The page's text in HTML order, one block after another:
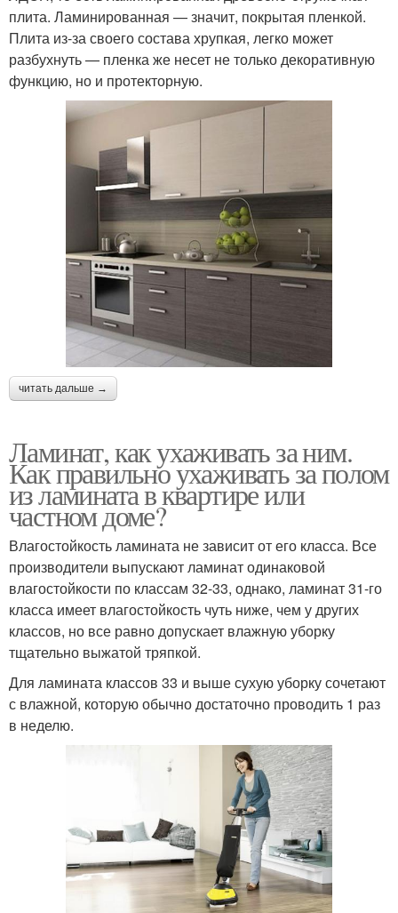
плита. Ламинированная — значит, покрытая пленкой.
Плита из-за своего состава хрупкая, легко может
разбухнуть — пленка же несет не только декоративную
функцию, но и протекторную.
читать дальше →
Ламинат, как ухаживать за ним.
Как правильно ухаживать за полом
из ламината в квартире или
частном доме?
Влагостойкость ламината не зависит от его класса. Все
производители выпускают ламинат одинаковой
влагостойкости по классам 32-33, однако, ламинат 31-го
класса имеет влагостойкость чуть ниже, чем у других
классов, но все равно допускает влажную уборку
тщательно выжатой тряпкой.
Для ламината классов 33 и выше сухую уборку сочетают
с влажной, которую обычно достаточно проводить 1 раз
в неделю.